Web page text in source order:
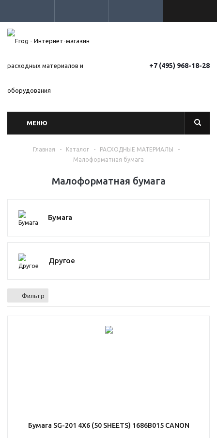
+7 (495) 968-18-28
МЕНЮ
Главная - Каталог - РАСХОДНЫЕ МАТЕРИАЛЫ
-
Малоформатная бумага
Малоформатная бумага
Бумага
Другое
Фильтр
Бумага SG-201 4X6 (50 SHEETS) 1686B015 CANON